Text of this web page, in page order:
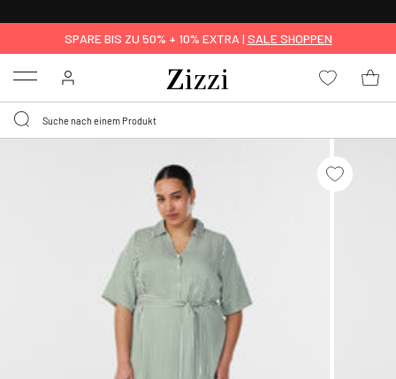
SPARE BIS ZU 50% + 10% EXTRA | SALE SHOPPEN
Menu